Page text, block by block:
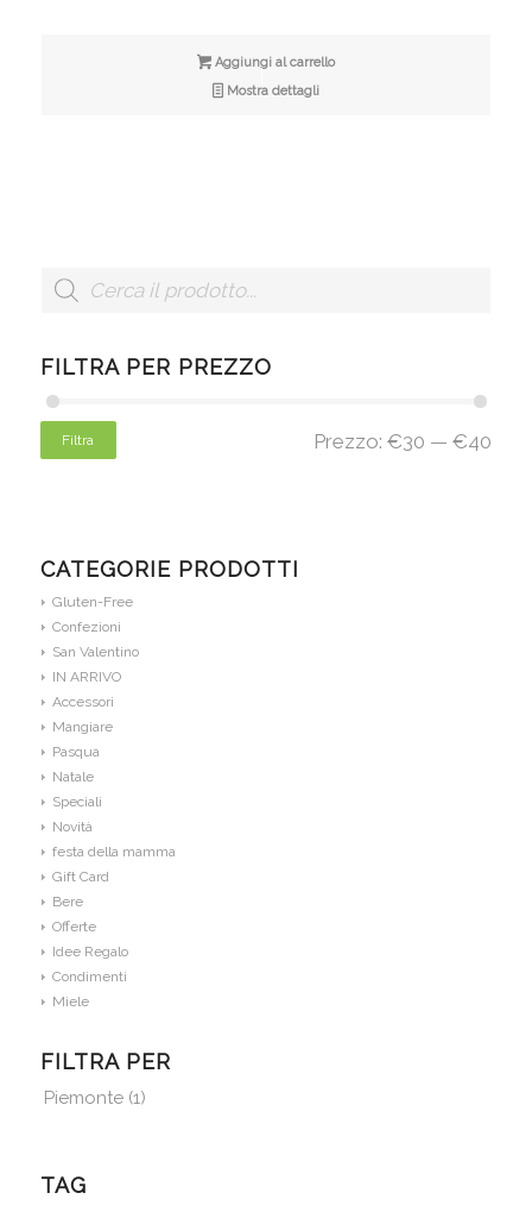
Aggiungi al carrello
Mostra dettagli
FILTRA PER PREZZO
Filtra Prezzo:€30 —€40
CATEGORIE PRODOTTI
Gluten-Free
Confezioni
San Valentino
IN ARRIVO
Accessori
Mangiare
Pasqua
Natale
Speciali
Novità
festa della mamma
Gift Card
Bere
Offerte
Idee Regalo
Condimenti
Miele
FILTRA PER
Piemonte (1)
TAG